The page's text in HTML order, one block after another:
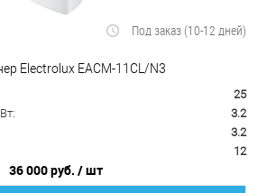
Под заказ (10-12 дней)
Electrolux EACM-11CL/N3
25
3.2
3.2
12
36 000 руб. / шт